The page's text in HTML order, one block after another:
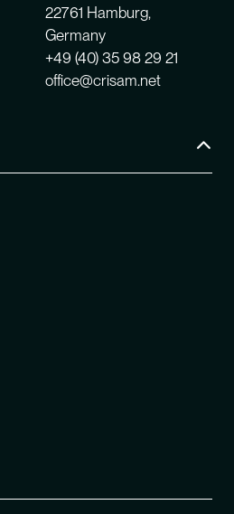
22761 Hamburg,
Germany
+49 (40) 35 98 29 21
office@crisam.net